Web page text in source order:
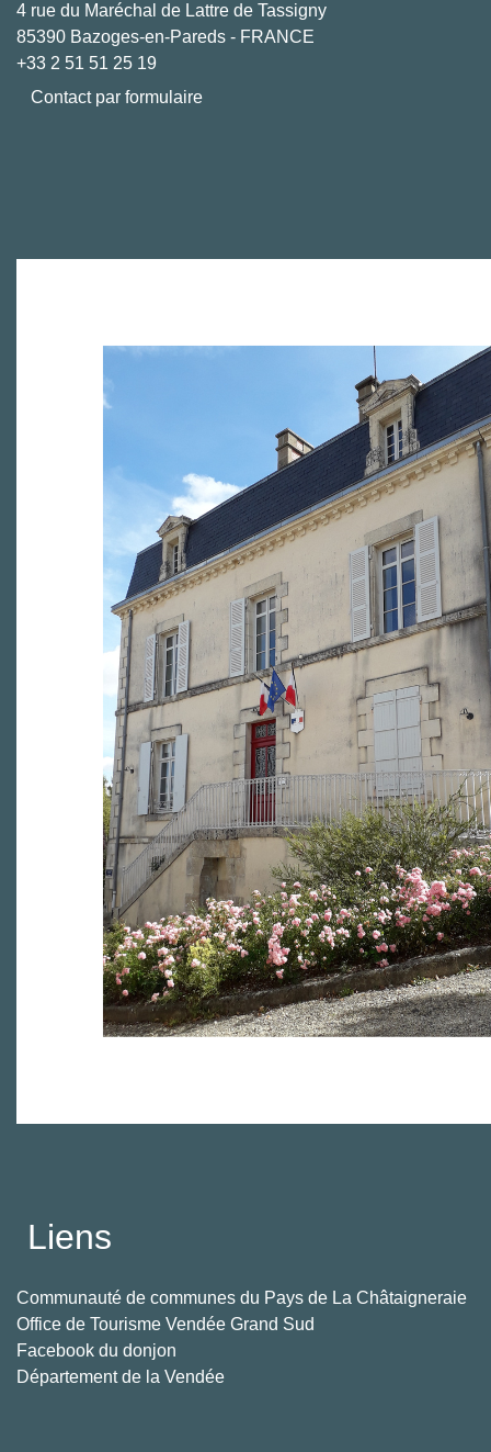
4 rue du Maréchal de Lattre de Tassigny
85390 Bazoges-en-Pareds - FRANCE
+33 2 51 51 25 19
Contact par formulaire
Liens
Communauté de communes du Pays de La Châtaigneraie
Office de Tourisme Vendée Grand Sud
Facebook du donjon
Département de la Vendée